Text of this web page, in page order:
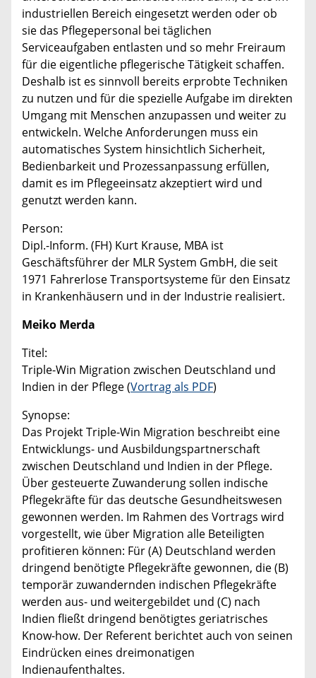
industriellen Bereich eingesetzt werden oder ob
sie das Pflegepersonal bei täglichen
Serviceaufgaben entlasten und so mehr Freiraum
für die eigentliche pflegerische Tätigkeit schaffen.
Deshalb ist es sinnvoll bereits erprobte Techniken
zu nutzen und für die spezielle Aufgabe im direkten
Umgang mit Menschen anzupassen und weiter zu
entwickeln. Welche Anforderungen muss ein
automatisches System hinsichtlich Sicherheit,
Bedienbarkeit und Prozessanpassung erfüllen,
damit es im Pflegeeinsatz akzeptiert wird und
genutzt werden kann.
Person:
Dipl.-Inform. (FH) Kurt Krause, MBA ist
Geschäftsführer der MLR System GmbH, die seit
1971 Fahrerlose Transportsysteme für den Einsatz
in Krankenhäusern und in der Industrie realisiert.
Meiko Merda
Titel:
Triple-Win Migration zwischen Deutschland und
Indien in der Pflege (Vortrag als PDF)
Synopse:
Das Projekt Triple-Win Migration beschreibt eine
Entwicklungs- und Ausbildungspartnerschaft
zwischen Deutschland und Indien in der Pflege.
Über gesteuerte Zuwanderung sollen indische
Pflegekräfte für das deutsche Gesundheitswesen
gewonnen werden. Im Rahmen des Vortrags wird
vorgestellt, wie über Migration alle Beteiligten
profitieren können: Für (A) Deutschland werden
dringend benötigte Pflegekräfte gewonnen, die (B)
temporär zuwandernden indischen Pflegekräfte
werden aus- und weitergebildet und (C) nach
Indien fließt dringend benötigtes geriatrisches
Know-how. Der Referent berichtet auch von seinen
Eindrücken eines dreimonatigen
Indienaufenthaltes.